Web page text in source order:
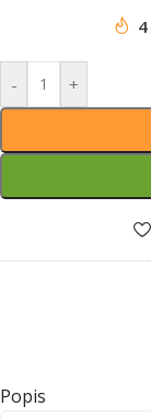
4
- +
Popis